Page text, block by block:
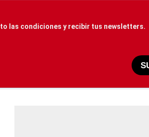
las condiciones y recibir tus newsletters.